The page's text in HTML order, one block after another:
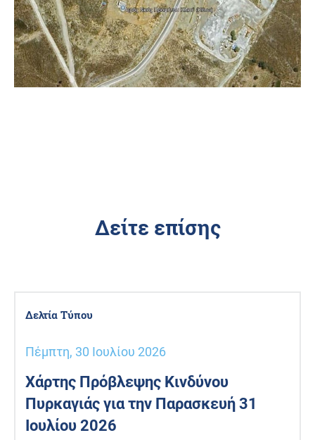
Δείτε επίσης
Δελτία Τύπου
Πέμπτη, 30 Ιουλίου 2026
Χάρτης Πρόβλεψης Κινδύνου
Πυρκαγιάς για την Παρασκευή 31
Ιουλίου 2026